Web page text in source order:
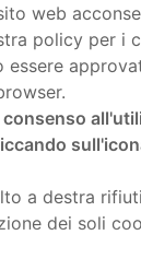
HOME
Showroom
Servizi
Prodotti
Realizzazioni
Contatti
web
policy per i
essere
a destra
dei soli